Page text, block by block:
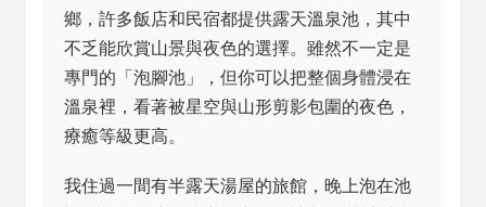
鄉，許多飯店和民宿都提供露天溫泉池，其中
不乏能欣賞山景與夜色的選擇。雖然不一定是
專門的「泡腳池」，但你可以把整個身體浸在
溫泉裡，看著被星空與山形剪影包圍的夜色，
療癒等級更高。
我住過一間有半露天湯屋的旅館，晚上泡在池